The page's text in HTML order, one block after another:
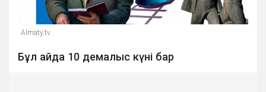
Almaty.tv
Бұл айда 10 демалыс күні бар